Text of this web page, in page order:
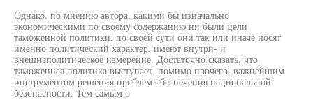
Однако, по мнению автора, какими бы изначально
экономическими по своему содержанию ни были цели
таможенной политики, по своей сути они так или иначе носят
именно политический характер, имеют внутри- и
внешнеполитическое измерение. Достаточно сказать, что
таможенная политика выступает, помимо прочего, важнейшим
инструментом решения проблем обеспечения национальной
безопасности. Тем самым о